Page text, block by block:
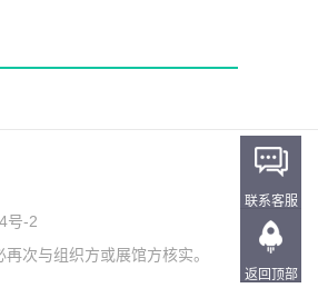
号-2
次与组织方或展馆方核实。
联系客服
返回顶部